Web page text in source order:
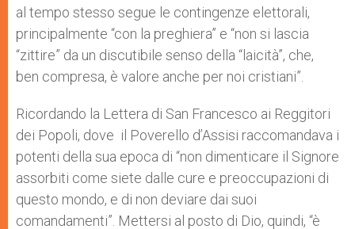
al tempo stesso segue le contingenze elettorali,
principalmente “con la preghiera” e “non si lascia
“zittire” da un discutibile senso della “laicità”, che,
ben compresa, è valore anche per noi cristiani”.
Ricordando la Lettera di San Francesco ai Reggitori
dei Popoli, dove il Poverello d’Assisi raccomandava i
potenti della sua epoca di “non dimenticare il Signore
assorbiti come siete dalle cure e preoccupazioni di
questo mondo, e di non deviare dai suoi
comandamenti”. Mettersi al posto di Dio, quindi, “è